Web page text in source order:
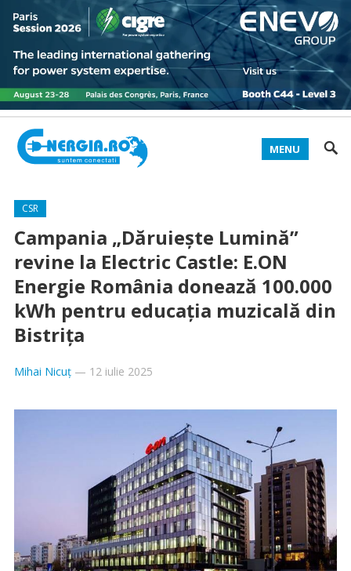
MENU
CSR
Campania „Dăruiește Lumină”
revine la Electric Castle: E.ON
Energie România donează 100.000
kWh pentru educația muzicală din
Bistrița
Mihai Nicuț— 12 iulie 2025